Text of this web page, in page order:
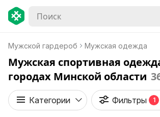
Мужской гардероб Мужская одежда
Мужская спортивная
городах Минской области
Категории Фильтры 1